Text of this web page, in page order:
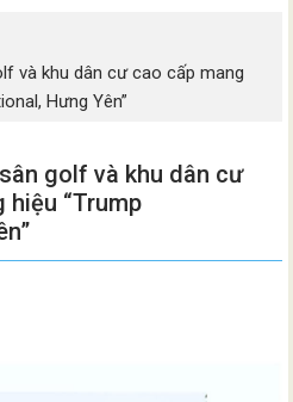
và khu dân cư cao cấp mang
Hưng Yên”
golf và khu dân cư
“Trump